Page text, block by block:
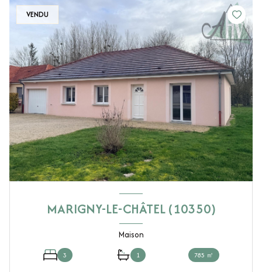
VENDU
MARIGNY-LE-CHÂTEL (10350)
Maison
3 1 785 ㎡